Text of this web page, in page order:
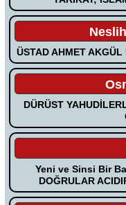
ÜSTAD AHMET
DÜRÜST
Yeni ve Sinsi Bir
DOĞRULAR